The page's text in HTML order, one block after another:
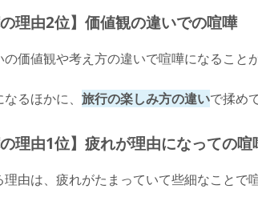
理由2位】価値観の違いでの喧嘩
価値観や考え方の違いで喧嘩になることが
るほかに、 旅行の楽しみ方の違いで揉め
理由1位】疲れが理由になっての喧
由は、疲れがたまっていて些細なことで